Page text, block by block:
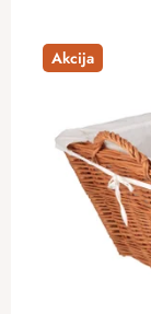
Akcija